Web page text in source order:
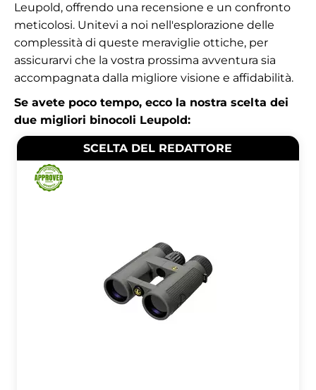
Leupold, offrendo una recensione e un confronto
meticolosi. Unitevi a noi nell'esplorazione delle
complessità di queste meraviglie ottiche, per
assicurarvi che la vostra prossima avventura sia
accompagnata dalla migliore visione e affidabilità.
Se avete poco tempo, ecco la nostra scelta dei
due migliori binocoli Leupold:
SCELTA DEL REDATTORE